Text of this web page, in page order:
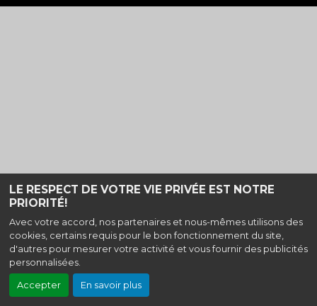
LE RESPECT DE VOTRE VIE PRIVÉE EST NOTRE
PRIORITÉ!
Avec votre accord, nos partenaires et nous-mêmes utilisons des
cookies, certains requis pour le bon fonctionnement du site,
d'autres pour mesurer votre activité et vous fournir des publicités
personnalisées.
Accepter En savoir plus